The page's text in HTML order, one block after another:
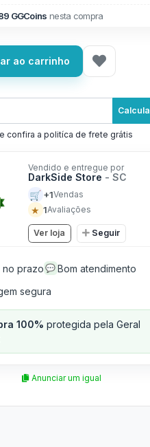
GGCoins nesta compra
ao carrinho
confira a politíca de frete grátis
Vendido e entregue por
DarkSide Store - SC
🛒 +1Vendas
★ 1Avaliações
Ver loja Seguir
no prazo 💬 Bom atendimento
segura
100% protegida pela Geral
Anunciar um igual